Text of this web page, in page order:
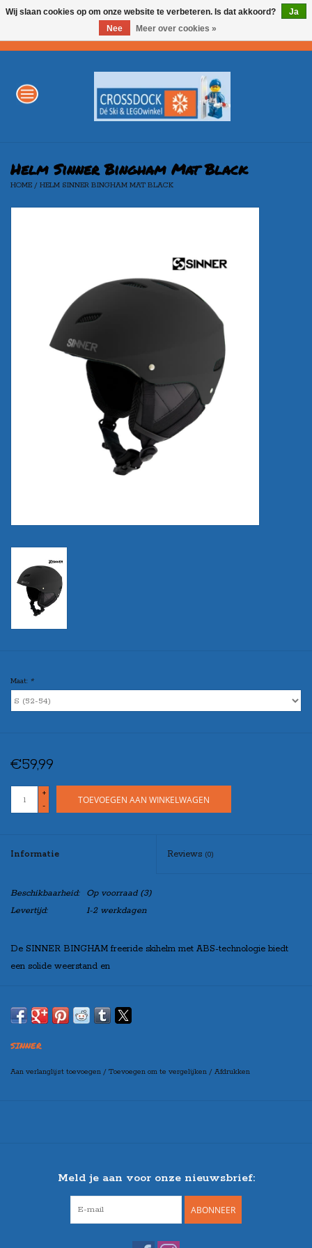
WINTERSPORT
LEGO
AKTIE
Helm Sinner Bingham Mat Black
HOME / HELM SINNER BINGHAM MAT BLACK
Maat: *
€59,99
+
-
TOEVOEGEN AAN WINKELWAGEN
Informatie Reviews (0)
Beschikbaarheid: Op voorraad(3)
Levertijd:
1-2 werkdagen
De SINNER BINGHAM freeride skihelm met ABS-technologie biedt
een solide weerstand en
De helm beschikt over een snelsluiting, skibrilhouder, geventileerde
juiste pasvorm hebt.
Verstelbaar
SINNER
Aan verlanglijst toevoegen / Toevoegen om te vergelijken / Afdrukken
Meld je aan voor onze nieuwsbrief:
ABONNEER
Wij slaan cookies op om onze website te verbeteren. Is dat akkoord?
Ja
Nee
Meer over cookies »